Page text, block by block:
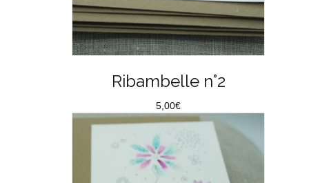
Ribambelle n°2
5,00€